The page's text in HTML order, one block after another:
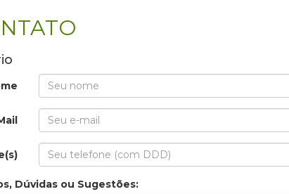
Dúvidas ou Sugestões: